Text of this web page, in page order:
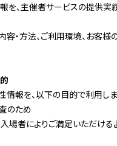
を、主催者サービスの提供実
・方法、ご利用環境、お客様
報を、以下の目的で利用し
のため
場者によりご満足いただけ